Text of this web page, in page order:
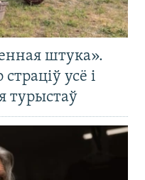
штука».
усё і
турыстаў